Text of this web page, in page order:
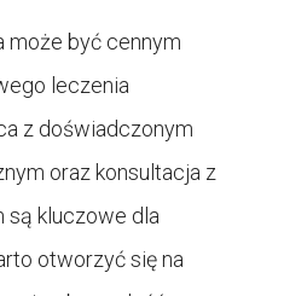
może być cennym
leczenia
z doświadczonym
oraz konsultacja z
są kluczowe dla
otworzyć się na